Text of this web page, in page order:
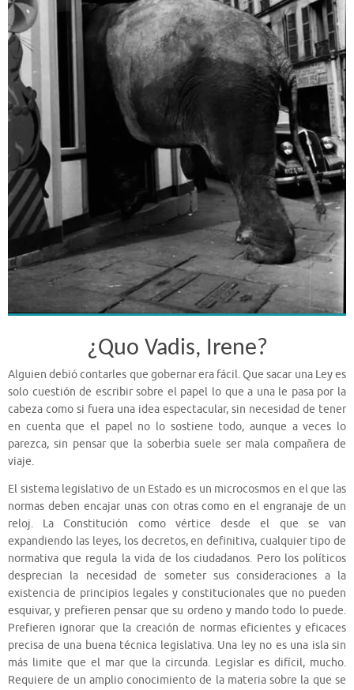
¿Quo Vadis, Irene?
Alguien debió contarles que gobernar era fácil. Que sacar una Ley es
solo cuestión de escribir sobre el papel lo que a una le pasa por la
cabeza como si fuera una idea espectacular, sin necesidad de tener
en cuenta que el papel no lo sostiene todo, aunque a veces lo
parezca, sin pensar que la soberbia suele ser mala compañera de
viaje.
El sistema legislativo de un Estado es un microcosmos en el que las
normas deben encajar unas con otras como en el engranaje de un
reloj. La Constitución como vértice desde el que se van
expandiendo las leyes, los decretos, en definitiva, cualquier tipo de
normativa que regula la vida de los ciudadanos. Pero los políticos
desprecian la necesidad de someter sus consideraciones a la
existencia de principios legales y constitucionales que no pueden
esquivar, y prefieren pensar que su ordeno y mando todo lo puede.
Prefieren ignorar que la creación de normas eficientes y eficaces
precisa de una buena técnica legislativa. Una ley no es una isla sin
más limite que el mar que la circunda. Legislar es difícil, mucho.
Requiere de un amplio conocimiento de la materia sobre la que se